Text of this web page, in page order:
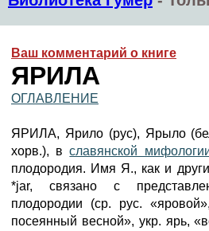
Ваш комментарий о книге
ЯРИЛА
ОГЛАВЛЕНИЕ
ЯРИЛА, Ярило (рус), Ярыло
хорв.), вславянской
плодородия. Имя Я., как и
*jar, связано с
плодородии (ср. рус.
посеянный весной», укр. ярь,